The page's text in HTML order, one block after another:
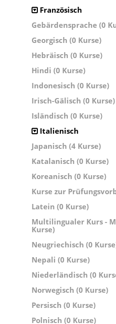
Französisch
Gebärdensprache (0
Georgisch (0 Kurse)
Hebräisch (0 Kurse)
Hindi (0 Kurse)
Indonesisch (0 Kurse)
Irisch-Gälisch (0 Kurse)
Isländisch (0 Kurse)
Italienisch
Japanisch (4 Kurse)
Katalanisch (0 Kurse)
Koreanisch (0 Kurse)
Kurse zur
Latein (0 Kurse)
Multilingualer Kurs -
Kurse)
Neugriechisch (0
Nepali (0 Kurse)
Niederländisch (0
Norwegisch (0 Kurse)
Persisch (0 Kurse)
Polnisch (0 Kurse)